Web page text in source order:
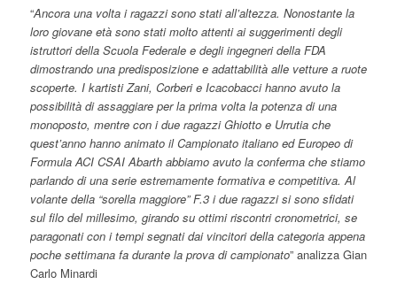
“Ancora una volta i ragazzi sono stati all’altezza. Nonostante la
loro giovane età sono stati molto attenti ai suggerimenti degli
istruttori della Scuola Federale e degli ingegneri della FDA
dimostrando una predisposizione e adattabilità alle vetture a ruote
scoperte. I kartisti Zani, Corberi e Icacobacci hanno avuto la
possibilità di assaggiare per la prima volta la potenza di una
monoposto, mentre con i due ragazzi Ghiotto e Urrutia che
quest’anno hanno animato il Campionato italiano ed Europeo di
Formula ACI CSAI Abarth abbiamo avuto la conferma che stiamo
parlando di una serie estremamente formativa e competitiva. Al
volante della “sorella maggiore” F.3 i due ragazzi si sono sfidati
sul filo del millesimo, girando su ottimi riscontri cronometrici, se
paragonati con i tempi segnati dai vincitori della categoria appena
poche settimana fa durante la prova di campionato” analizza Gian
Carlo Minardi